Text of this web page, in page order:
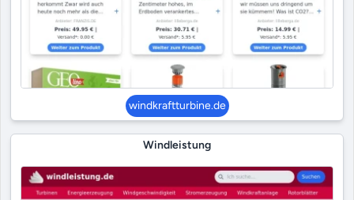
windkraftturbine.de
Windleistung